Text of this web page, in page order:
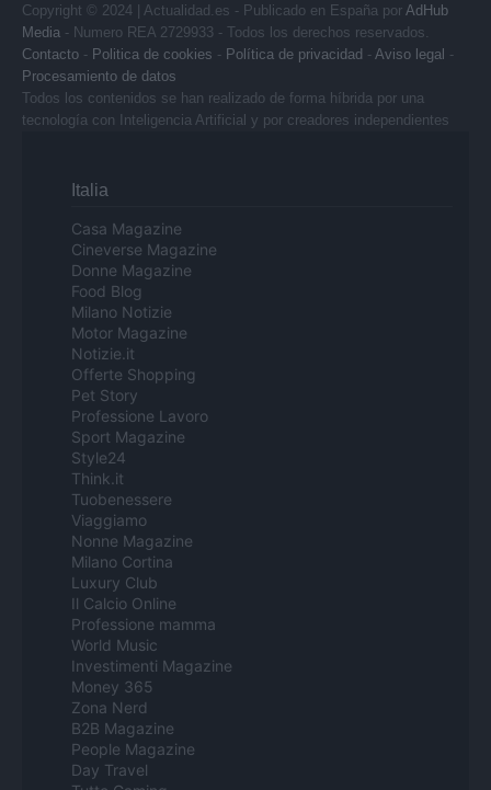
Copyright © 2024 | Actualidad.es - Publicado en España por AdHub
Media - Numero REA 2729933 - Todos los derechos reservados.
Contacto - Politica de cookies - Política de privacidad - Aviso legal -
Procesamiento de datos
Todos los contenidos se han realizado de forma híbrida por una
tecnología con Inteligencia Artificial y por creadores independientes
Italia
Casa Magazine
Cineverse Magazine
Donne Magazine
Food Blog
Milano Notizie
Motor Magazine
Notizie.it
Offerte Shopping
Pet Story
Professione Lavoro
Sport Magazine
Style24
Think.it
Tuobenessere
Viaggiamo
Nonne Magazine
Milano Cortina
Luxury Club
Il Calcio Online
Professione mamma
World Music
Investimenti Magazine
Money 365
Zona Nerd
B2B Magazine
People Magazine
Day Travel